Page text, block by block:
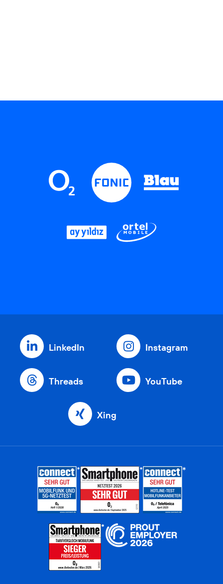
LinkedIn Instagram
Threads YouTube
Xing